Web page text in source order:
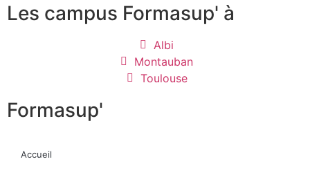
Formasup'
Accueil
Les campus Formasup' à
Albi
Montauban
Toulouse